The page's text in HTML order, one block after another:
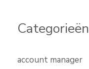
Categorieën
account manager